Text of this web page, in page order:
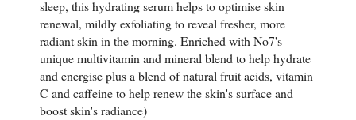
sleep, this hydrating serum helps to optimise skin
renewal, mildly exfoliating to reveal fresher, more
radiant skin in the morning. Enriched with No7's
unique multivitamin and mineral blend to help hydrate
and energise plus a blend of natural fruit acids, vitamin
C and caffeine to help renew the skin's surface and
boost skin's radiance)